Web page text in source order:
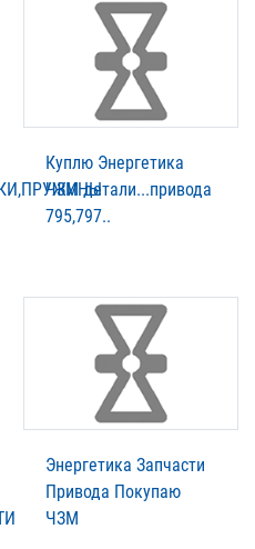
Куплю Энергетика
ЧЗМ детали...привода
795,797..
Энергетика Запчасти
Привода Покупаю
ЧЗМ